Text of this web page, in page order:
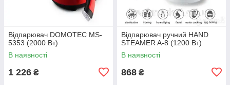
Відпарювач DOMOTEC MS-
5353 (2000 Вт)
В наявності
1 226 ₴
Відпарювач ручний HAND
STEAMER A-8 (1200 Вт)
В наявності
868 ₴